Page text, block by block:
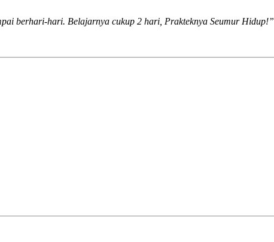
berhari-hari. Belajarnya cukup 2 hari, Prakteknya Seumur Hidup!”